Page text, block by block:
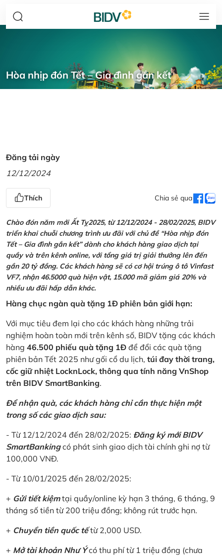
Hòa nhịp đón Tết – Gia đình gắn kết
Đăng tải ngày
12/12/2024
Thích Chia sẻ qua
Chào đón năm mới Ất Tỵ2025, từ 12/12/2024 - 28/02/2025, BIDV
triển khai chuỗi chương trình ưu đãi với chủ đề “Hòa nhịp đón
Tết – Gia đình gắn kết” dành cho khách hàng giao dịch tại
quầy và trên kênh online, với tổng giá trị giải thưởng lên đến
gần 20 tỷ đồng. Các khách hàng sẽ có cơ hội trúng ô tô Vinfast
VF7, nhận 46.5000 quà hiện vật, 15.000 mã giảm giá 20% và
nhiều ưu đãi hấp dẫn khác.
Hàng chục ngàn quà tặng 1Đ phiên bản giới hạn:
Với mục tiêu đem lại cho các khách hàng những trải
nghiệm hoàn toàn mới trên kênh số, BIDV tặng các khách
hàng 46.500 phiếu quà tặng 1Đ để đổi các quà tặng
phiên bản Tết 2025 như gối cổ du lịch, túi đay thời trang,
cốc giữ nhiệt LocknLock, thông qua tính năng VnShop
trên BIDV SmartBanking.
Để nhận quà, các khách hàng chỉ cần thực hiện một
trong số các giao dịch sau:
- Từ 12/12/2024 đến 28/02/2025: Đăng ký mới BIDV
SmartBankingcó phát sinh giao dịch tài chính ghi nợ từ
100,000 VNĐ.
- Từ 10/01/2025 đến 28/02/2025:
+ Gửi tiết kiệmtại quầy/online kỳ hạn 3 tháng, 6 tháng, 9
tháng số tiền từ 200 triệu đồng; không rút trước hạn.
+ Chuyển tiền quốc tếtừ 2,000 USD.
+ Mở tài khoản Như Ýcó thu phí từ 1 triệu đồng (chưa